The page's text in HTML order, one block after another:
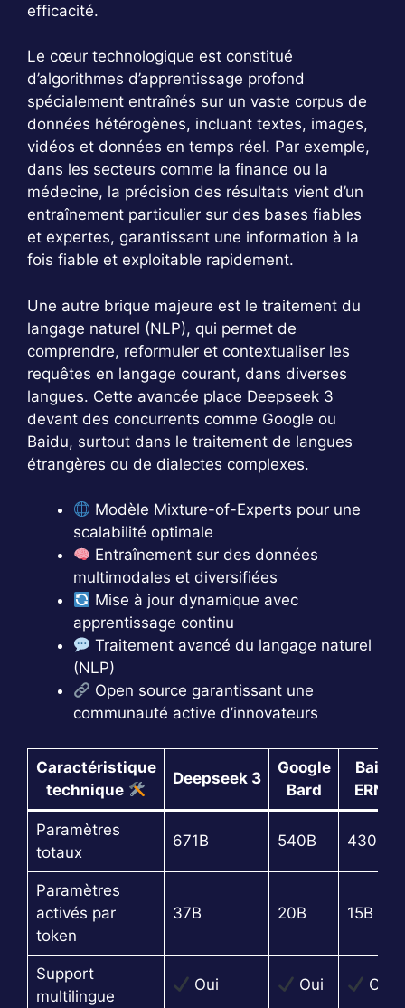
efficacité.
Le cœur technologique est constitué
d’algorithmes d’apprentissage profond
spécialement entraînés sur un vaste corpus de
données hétérogènes, incluant textes, images,
vidéos et données en temps réel. Par exemple,
dans les secteurs comme la finance ou la
médecine, la précision des résultats vient d’un
entraînement particulier sur des bases fiables
et expertes, garantissant une information à la
fois fiable et exploitable rapidement.
Une autre brique majeure est le traitement du
langage naturel (NLP), qui permet de
comprendre, reformuler et contextualiser les
requêtes en langage courant, dans diverses
langues. Cette avancée place Deepseek 3
devant des concurrents comme Google ou
Baidu, surtout dans le traitement de langues
étrangères ou de dialectes complexes.
Modèle Mixture-of-Experts pour une
scalabilité optimale
Entraînement sur des données
multimodales et diversifiées
Mise à jour dynamique avec
apprentissage continu
Traitement avancé du langage naturel
(NLP)
Open source garantissant une
communauté active d’innovateurs
Caractéristique
technique
Deepseek 3
Google
Bard
Baidu
ERNIE
Paramètres
totaux
671B 540B 430B
Paramètres
activés par
token
37B 20B 15B
Support
multilingue
Oui Oui Oui